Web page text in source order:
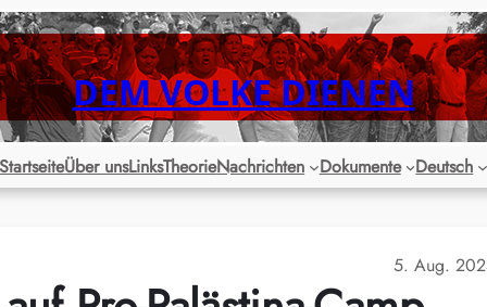
DEM VOLKE DIENEN
StartseiteÜber unsLinksTheorieNachrichten Dokumente Deutsch
5. Aug.